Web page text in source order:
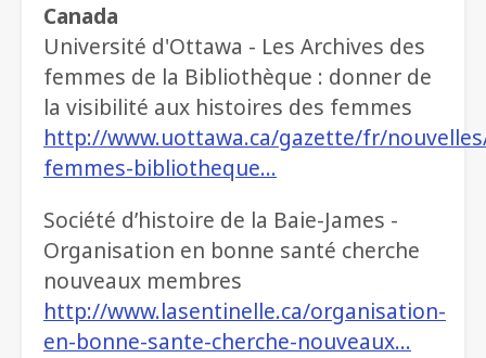
Canada
Université d'Ottawa - Les Archives des
femmes de la Bibliothèque : donner de
la visibilité aux histoires des femmes
http://www.uottawa.ca/gazette/fr/
femmes-bibliotheque…
Société d’histoire de la Baie-James -
Organisation en bonne santé cherche
nouveaux membres
http://www.lasentinelle.ca/organisation-
en-bonne-sante-cherche-nouveaux…